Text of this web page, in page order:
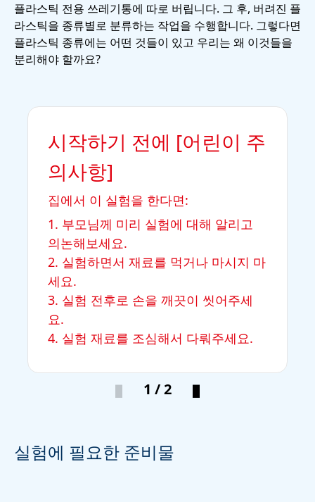
플라스틱 전용 쓰레기통에 따로 버립니다. 그 후, 버려진 플
라스틱을 종류별로 분류하는 작업을 수행합니다. 그렇다면
플라스틱 종류에는 어떤 것들이 있고 우리는 왜 이것들을
분리해야 할까요?
시작하기 전에 [어린이 주
의사항]
집에서 이 실험을 한다면:
1. 부모님께 미리 실험에 대해 알리고
의논해보세요.
2. 실험하면서 재료를 먹거나 마시지 마
세요.
3. 실험 전후로 손을 깨끗이 씻어주세
요.
4. 실험 재료를 조심해서 다뤄주세요.
1 / 2
실험에 필요한 준비물